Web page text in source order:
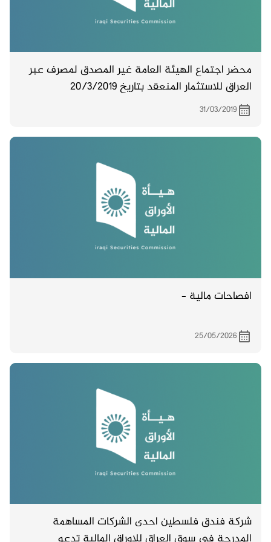
محضر اجتماع الهيئة العامة غير المصدق لمصرف عبر
العراق للاستثمار المنعقد بتاريخ 20/3/2019
31/03/2019
افصاحات مالية –
25/05/2026
شركة فندق فلسطين احدى الشركات المساهمة